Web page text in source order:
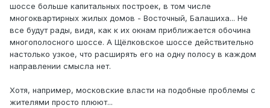
шоссе больше капитальных построек, в том числе
многоквартирных жилых домов - Восточный, Балашиха... Не
все будут рады, видя, как к их окнам приближается обочина
многополосного шоссе. А Щёлковское шоссе действительно
настолько узкое, что расширять его на одну полосу в каждом
направлении смысла нет.
Хотя, например, московские власти на подобные проблемы с
жителями просто плюют...